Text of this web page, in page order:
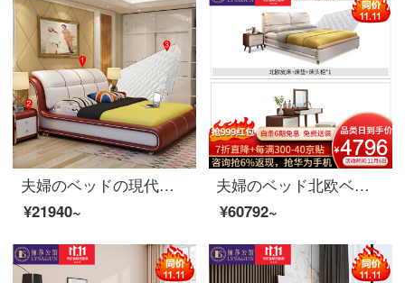
夫婦のベッドの現代ベッドのベッドのベッドの実の木のダブルベッドの1.8メートルのベッドルームのベッドの高台の結婚式ベッドの家具の赤色の骨組み+マットレス+マットレス*2(備考サイズ)
¥21940~
夫婦のベッド北欧ベッドのダブルベッド1.8メートルのシンプルなベッドルームのベッドの結婚式ベッドの家具のベッド+マットレス+マットレス*1+008ドレッサー+化粧台+化粧道具のベンチ1800*2000
¥60792~